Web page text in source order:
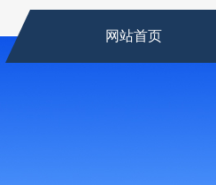
网站首页